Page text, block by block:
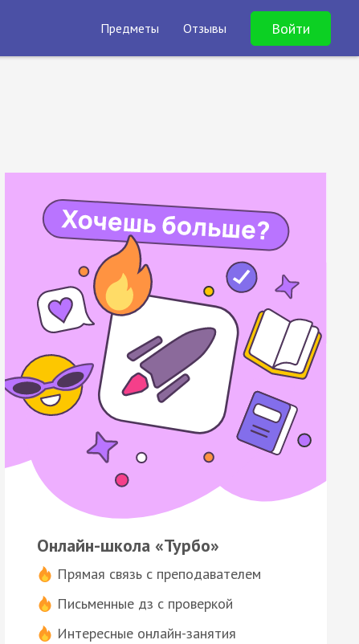
Предметы Отзывы Войти
Онлайн-школа «Турбо»
Прямая связь с преподавателем
Письменные дз с проверкой
Интересные онлайн-занятия